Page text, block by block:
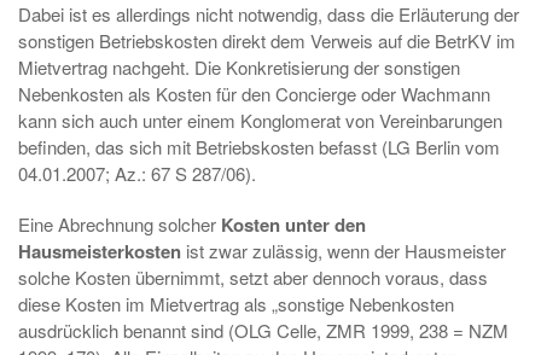
Dabei ist es allerdings nicht notwendig, dass die Erläuterung der
sonstigen Betriebskosten direkt dem Verweis auf die BetrKV im
Mietvertrag nachgeht. Die Konkretisierung der sonstigen
Nebenkosten als Kosten für den Concierge oder Wachmann
kann sich auch unter einem Konglomerat von Vereinbarungen
befinden, das sich mit Betriebskosten befasst (LG Berlin vom
04.01.2007; Az.: 67 S 287/06).
Eine Abrechnung solcher Kosten unter den
Hausmeisterkosten ist zwar zulässig, wenn der Hausmeister
solche Kosten übernimmt, setzt aber dennoch voraus, dass
diese Kosten im Mietvertrag als „sonstige Nebenkosten
ausdrücklich benannt sind (OLG Celle, ZMR 1999, 238 = NZM